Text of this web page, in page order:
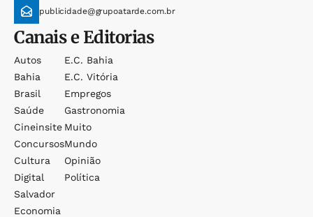
publicidade@grupoatarde.com.br
Canais e Editorias
Autos
Bahia
Brasil
Saúde
Cineinsite
Concursos
Cultura
Digital
Salvador
Economia
E.c. Bahia
E.c. Vitória
Empregos
Gastronomia
Muito
Mundo
Opinião
Política